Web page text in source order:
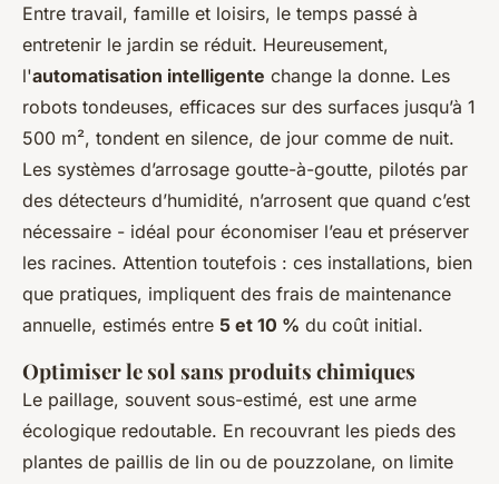
Entre travail, famille et loisirs, le temps passé à
entretenir le jardin se réduit. Heureusement,
l'automatisation intelligente change la donne. Les
robots tondeuses, efficaces sur des surfaces jusqu’à 1
500 m², tondent en silence, de jour comme de nuit.
Les systèmes d’arrosage goutte-à-goutte, pilotés par
des détecteurs d’humidité, n’arrosent que quand c’est
nécessaire - idéal pour économiser l’eau et préserver
les racines. Attention toutefois : ces installations, bien
que pratiques, impliquent des frais de maintenance
annuelle, estimés entre 5 et 10 % du coût initial.
Optimiser le sol sans produits chimiques
Le paillage, souvent sous-estimé, est une arme
écologique redoutable. En recouvrant les pieds des
plantes de paillis de lin ou de pouzzolane, on limite